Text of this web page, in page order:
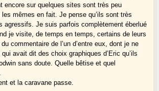
encore sur quelques sites sont très peu
mêmes en fait. Je pense qu’ils sont très
agressifs. Je suis parfois complètement éberlué
je visite, de temps en temps, certains de leurs
commentaire de l’un d’entre eux, dont je ne
avait dit des choix graphiques d’Eric qu’ils
sans doute. Quelle bêtise et quel
et la caravane passe.